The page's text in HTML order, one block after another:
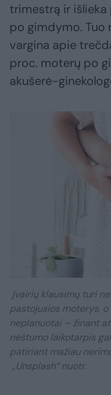
trimestrą ir išlieka
po gimdymo. Tuo
vargina apie
proc. moterų po
akušerė-
Įvairių klausimų turi
pastojusios moterys,
neplanuotai – žinant
nėštumo laikotarpis
patiriant mažiau
„Unsplash“ nuotr.